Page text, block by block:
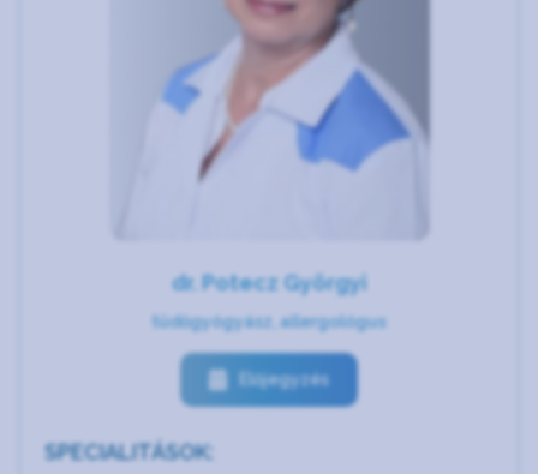
dr. Potecz Györgyi
tüdőgyógyász, allergológus
SPECIALITÁSOK:
Előjegyzés